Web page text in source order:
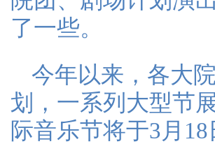
了一些。
今年以来，各大
划，一系列大型节
际音乐节将于3月